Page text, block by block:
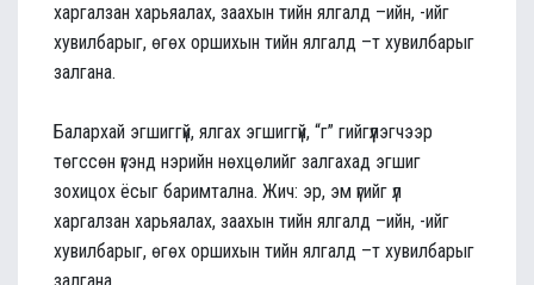
харгалзан харьяалах, заахын тийн ялгалд –ийн, -ийг
хувилбарыг, өгөх оршихын тийн ялгалд –т хувилбарыг
залгана.
Балархай эгшиггүй, ялгах эгшиггүй, “г” гийгүүлэгчээр
төгссөн үгэнд нэрийн нөхцөлийг залгахад эгшиг
зохицох ёсыг баримтална. Жич: эр, эм үгийг үл
харгалзан харьяалах, заахын тийн ялгалд –ийн, -ийг
хувилбарыг, өгөх оршихын тийн ялгалд –т хувилбарыг